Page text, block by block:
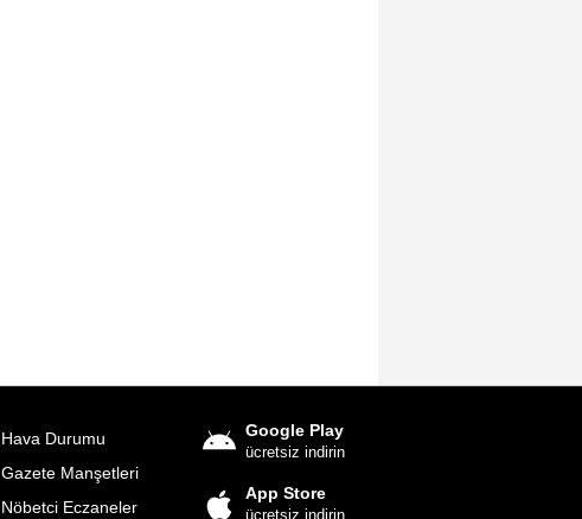
Hava Durumu
Gazete Manşetleri
Nöbetci Eczaneler
Google Play
ücretsiz indirin
App Store
ücretsiz indirin